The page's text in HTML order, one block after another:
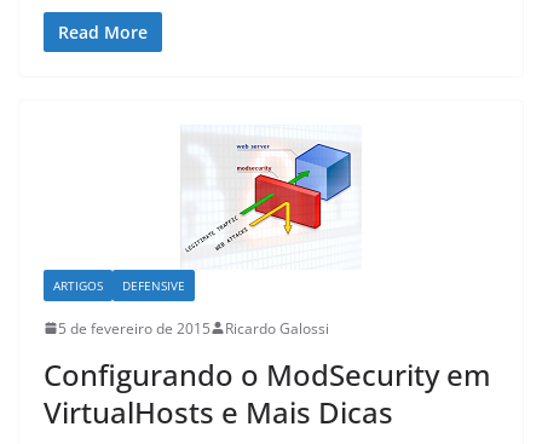
Read More
ARTIGOS DEFENSIVE
5 de fevereiro de 2015 Ricardo Galossi
Configurando o ModSecurity em
VirtualHosts e Mais Dicas